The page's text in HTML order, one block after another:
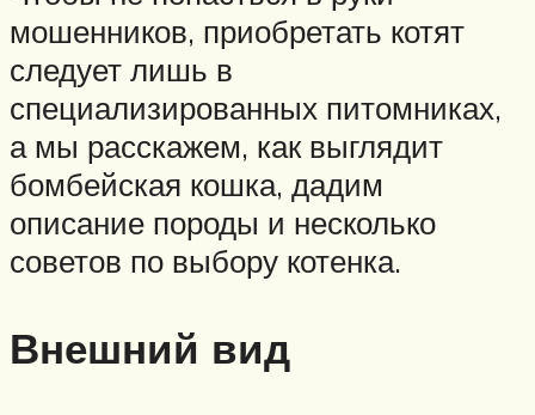
мошенников, приобретать котят
следует лишь в
специализированных питомниках,
а мы расскажем, как выглядит
бомбейская кошка, дадим
описание породы и несколько
советов по выбору котенка.
Внешний вид